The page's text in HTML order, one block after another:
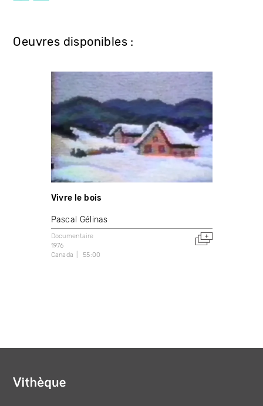
Oeuvres disponibles :
Vivre le bois
Pascal Gélinas
Documentaire
1976
Canada
55:00